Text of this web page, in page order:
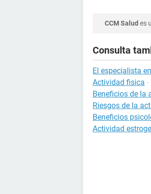
CCM Salud es
Consulta
El especialista
Actividad fisica -
Beneficios de la
Riesgos de la
Beneficios
Actividad